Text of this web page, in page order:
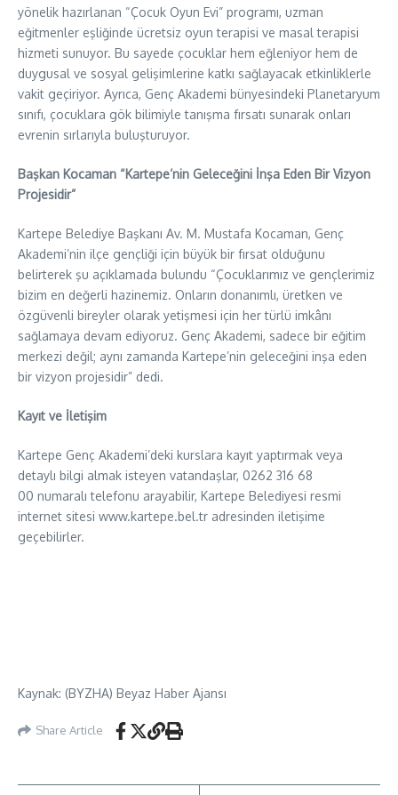
yönelik hazırlanan “Çocuk Oyun Evi” programı, uzman
eğitmenler eşliğinde ücretsiz oyun terapisi ve masal terapisi
hizmeti sunuyor. Bu sayede çocuklar hem eğleniyor hem de
duygusal ve sosyal gelişimlerine katkı sağlayacak etkinliklerle
vakit geçiriyor. Ayrıca, Genç Akademi bünyesindeki Planetaryum
sınıfı, çocuklara gök bilimiyle tanışma fırsatı sunarak onları
evrenin sırlarıyla buluşturuyor.
Başkan Kocaman “Kartepe’nin Geleceğini İnşa Eden Bir Vizyon
Projesidir”
Kartepe Belediye Başkanı Av. M. Mustafa Kocaman, Genç
Akademi’nin ilçe gençliği için büyük bir fırsat olduğunu
belirterek şu açıklamada bulundu “Çocuklarımız ve gençlerimiz
bizim en değerli hazinemiz. Onların donanımlı, üretken ve
özgüvenli bireyler olarak yetişmesi için her türlü imkânı
sağlamaya devam ediyoruz. Genç Akademi, sadece bir eğitim
merkezi değil; aynı zamanda Kartepe’nin geleceğini inşa eden
bir vizyon projesidir” dedi.
Kayıt ve İletişim
Kartepe Genç Akademi’deki kurslara kayıt yaptırmak veya
detaylı bilgi almak isteyen vatandaşlar, 0262 316 68
00 numaralı telefonu arayabilir, Kartepe Belediyesi resmi
internet sitesi www.kartepe.bel.tr adresinden iletişime
geçebilirler.
Kaynak: (BYZHA) Beyaz Haber Ajansı
Share Article